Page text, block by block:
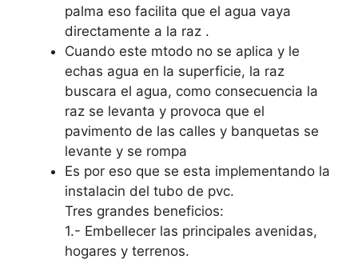
palma eso facilita que el agua vaya
directamente a la raz .
Cuando este mtodo no se aplica y le
echas agua en la superficie, la raz
buscara el agua, como consecuencia la
raz se levanta y provoca que el
pavimento de las calles y banquetas se
levante y se rompa
Es por eso que se esta implementando la
instalacin del tubo de pvc.
Tres grandes beneficios:
1.- Embellecer las principales avenidas,
hogares y terrenos.